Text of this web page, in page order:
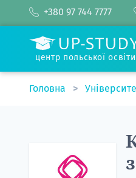
+380 97 744 7777
центр польської освіти
Головна